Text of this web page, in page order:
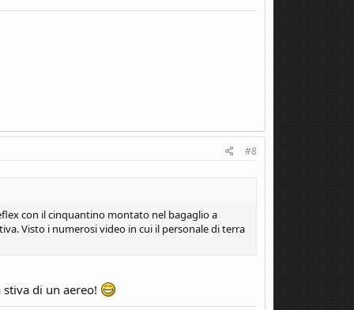
#8
con il cinquantino montato nel bagaglio a
Visto i numerosi video in cui il personale di terra
di un aereo!